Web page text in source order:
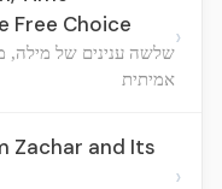
Free Choice
שלשה ענינים של מילה,
אמיתית
›
Zachar and Its
›